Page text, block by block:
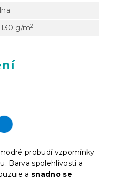
130 g/m2
probudí vzpomínky
Barva spolehlivosti a
a snadno se